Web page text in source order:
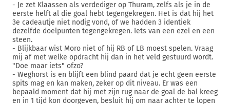
- Je zet Klaassen als verdediger op Thuram, zelfs als je in de
eerste helft al die goal hebt tegengekregen. Het is dat hij het
3e cadeautje niet nodig vond, of we hadden 3 identiek
dezelfde doelpunten tegengekregen. Iets van een ezel en een
steen.
- Blijkbaar wist Moro niet of hij RB of LB moest spelen. Vraag
mij af met welke opdracht hij dan in het veld gestuurd wordt.
"Doe maar iets" ofzo?
- Weghorst is en blijft een blind paard dat je echt geen eerste
spits mag en kan maken, zeker op dit niveau. Er was een
bepaald moment dat hij met zijn rug naar de goal de bal kreeg
en in 1 tijd kon doorgeven, besluit hij om naar achter te lopen